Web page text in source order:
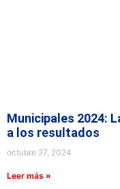
Municipales 2024:
a los resultados
octubre 27, 2024
Leer más »